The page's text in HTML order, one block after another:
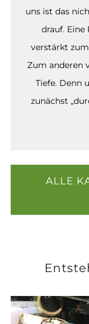
uns ist das
drauf. Eine
verstärkt
Zum anderen
Tiefe. Denn
zunächst
ALLE